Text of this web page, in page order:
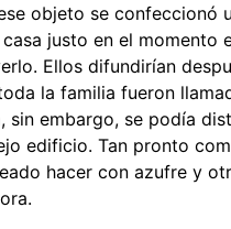
objeto se
justo en el momento
Ellos difundirían
la familia fueron
embargo, se podía
edificio. Tan pronto
hacer con azufre y